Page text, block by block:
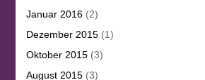
Januar 2016 (2)
Dezember 2015 (1)
Oktober 2015 (3)
August 2015 (3)